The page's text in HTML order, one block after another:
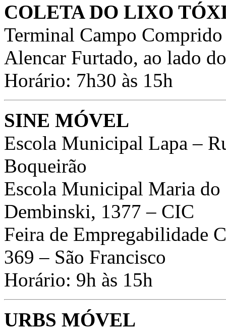
COLETA DO LIXO
Terminal Campo
Alencar Furtado, ao lado
Horário: 7h30 às 15h
SINE MÓVEL
Escola Municipal Lapa –
Boqueirão
Escola Municipal Maria do
Dembinski, 1377 – CIC
Feira de Empregabilidade
369 – São Francisco
Horário: 9h às 15h
URBS MÓVEL